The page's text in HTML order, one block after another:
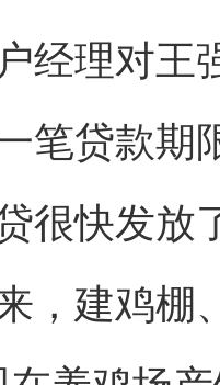
理对王强
笔贷款期
很快发放
，建鸡棚